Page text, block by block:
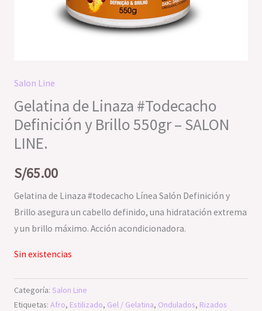
Salon Line
Gelatina de Linaza #Todecacho
Definición y Brillo 550gr – SALON
LINE.
S/65.00
Gelatina de Linaza #todecacho Línea Salón Definición y
Brillo asegura un cabello definido, una hidratación extrema
y un brillo máximo. Acción acondicionadora.
Sin existencias
Categoría: Salon Line
Etiquetas: Afro, Estilizado, Gel / Gelatina, Ondulados, Rizados